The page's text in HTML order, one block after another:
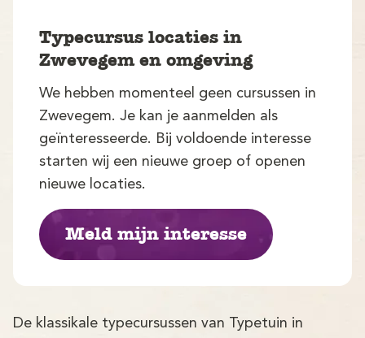
Aanmelden
Typecursus locaties in
Zwevegem en omgeving
We hebben momenteel geen cursussen in
Zwevegem. Je kan je aanmelden als
geïnteresseerde. Bij voldoende interesse
starten wij een nieuwe groep of openen
nieuwe locaties.
Meld mijn interesse
De klassikale typecursussen van Typetuin in